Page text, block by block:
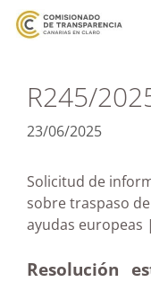
R245/
23/06/2025
Solicitud de
sobre traspaso
ayudas
Resolución